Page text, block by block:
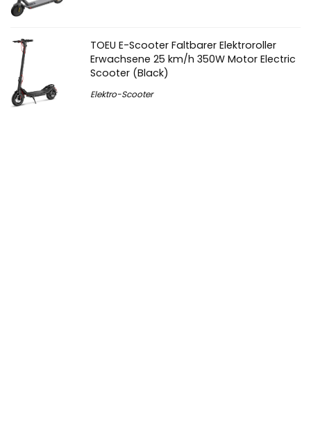
TOEU E-Scooter Faltbarer Elektroroller
Erwachsene 25 km/h 350W Motor Electric
Scooter (Black)
Elektro-Scooter